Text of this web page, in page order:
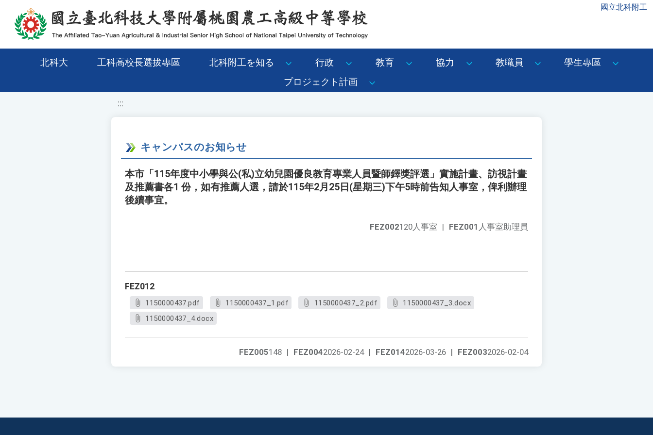
移至網頁之主要內容區位置 國立北科附工
北科大 工科高校長選拔專區 北科附工を知る 行政 教育 協力 教職員
學生專區
プロジェクト計画
:::
キャンパスのお知らせ
本市「115年度中小學與公(私)立幼兒園優良教育專業人員暨師鐸獎評選」實施計畫、訪視計畫
及推薦書各1 份，如有推薦人選，請於115年2月25日(星期三)下午5時前告知人事室，俾利辦理
後續事宜。
FEZ001 人事室助理員
FEZ002120人事室 |
FEZ012
1150000437.pdf 1150000437_1.pdf 1150000437_2.pdf
1150000437_3.docx
1150000437_4.docx
FEZ0032026-02-04
FEZ0142026-03-26 |
FEZ0042026-02-24 |
FEZ005148 |